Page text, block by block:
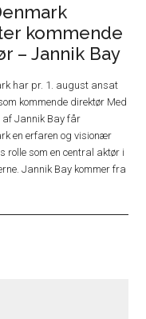
kommende
– Jannik Bay
har pr. 1. august ansat
kommende direktør Med
Jannik Bay får
en erfaren og visionær
rolle som en central aktør i
Jannik Bay kommer fra